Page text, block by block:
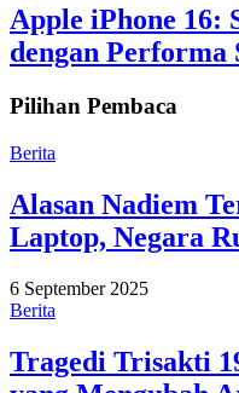
Apple iPhone 16:
dengan Performa
Pilihan Pembaca
Berita
Alasan Nadiem
Laptop, Negara
6 September 2025
Berita
Tragedi Trisakti